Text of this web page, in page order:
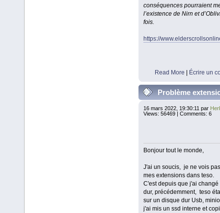
conséquences pourraient
l’existence de Nirn et
fois.
https://
Read More | Écrire un
Problème
16 mars 2022, 19:30:11 par
Views: 56469 | Comments: 6
Bonjour tout le monde,
J'ai un soucis, je ne vois
mes extensions dans teso.
C'est depuis que j'ai
dur, précédemment, teso
sur un disque dur Usb,
j'ai mis un ssd interne et